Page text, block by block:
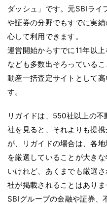
ダッシュ」です。元SBIライ
や証券の分野でもすでに実
心して利用できます。
運営開始からすでに11年以
なども多数出そろっている
動産一括査定サイトとして
す。
リガイドは、550社以上の
社を見ると、それよりも提
が、リガイドの場合は、各
を厳選していることが大き
いけれど、あくまでも厳選
社が掲載されることはありま
SBIグループの金融や証券、